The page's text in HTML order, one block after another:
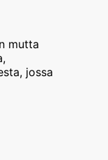
mutta
jossa